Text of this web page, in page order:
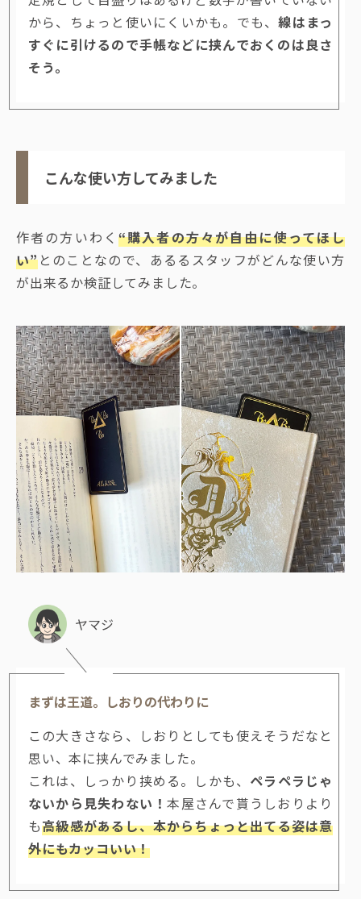
から、ちょっと使いにくいかも。でも、線はまっ
すぐに引けるので手帳などに挟んでおくのは良さ
そう。
こんな使い方してみました
作者の方いわく“購入者の方々が自由に使ってほし
い”とのことなので、あるるスタッフがどんな使い方
が出来るか検証してみました。
ヤマジ
まずは王道。しおりの代わりに
この大きさなら、しおりとしても使えそうだなと
思い、本に挟んでみました。
これは、しっかり挟める。しかも、 ペラペラじゃ
ないから見失わない！本屋さんで貰うしおりより
も高級感があるし、本からちょっと出てる姿は意
外にもカッコいい！